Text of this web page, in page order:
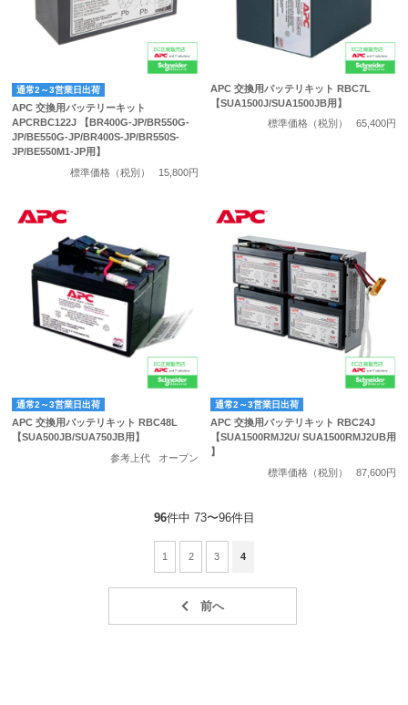
通常2～3営業日出荷
APC 交換用バッテリーキット
APCRBC122J 【BR400G-JP/BR550G-
JP/BE550G-JP/BR400S-JP/BR550S-
JP/BE550M1-JP用】
標準価格（税別）
15,800円
APC 交換用バッテリキット RBC7L
【SUA1500J/SUA1500JB用】
標準価格（税別）
65,400円
通常2～3営業日出荷
APC 交換用バッテリキット RBC48L
【SUA500JB/SUA750JB用】
参考上代
オープン
通常2～3営業日出荷
APC 交換用バッテリキット RBC24J
【SUA1500RMJ2U/ SUA1500RMJ2UB用
】
標準価格（税別）
87,600円
96件中 73〜96件目
1 2 3 4